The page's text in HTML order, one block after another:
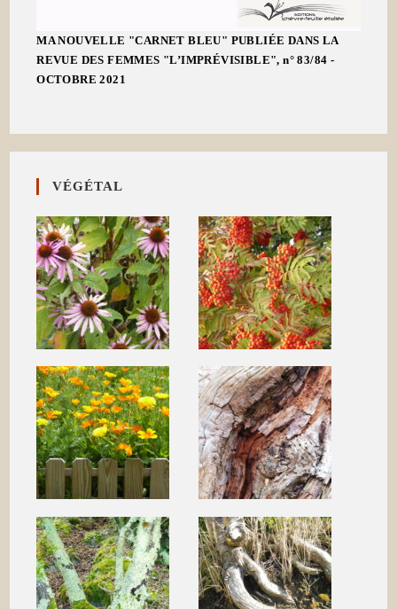
MA NOUVELLE "CARNET BLEU" PUBLIÉE DANS LA
REVUE DES FEMMES "L’IMPRÉVISIBLE", n° 83/84 -
OCTOBRE 2021
VÉGÉTAL